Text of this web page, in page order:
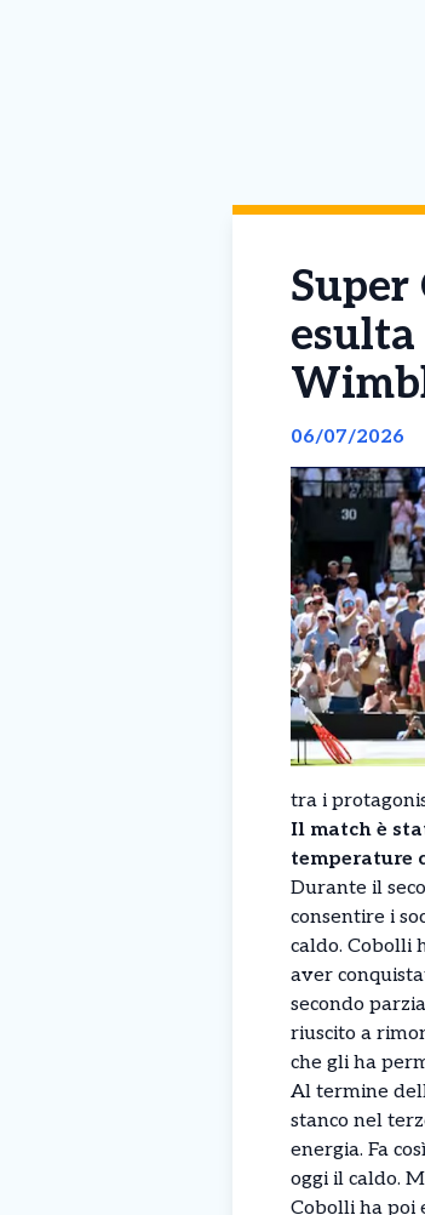
06/07/2026
tra i
Il match è
temperature
Durante il
consentire i
caldo. Cobolli
aver
secondo
riuscito a
che gli ha
Al termine
stanco nel
energia. Fa
oggi il caldo.
Cobolli ha poi